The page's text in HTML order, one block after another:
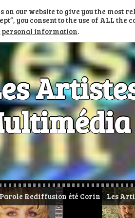
TV LES ARTISTES ONT LA PAROLE
Corinne HERMES
Les Artistes ont la Parole
on our website to give you the
you consent to the use of ALL the
personal information.